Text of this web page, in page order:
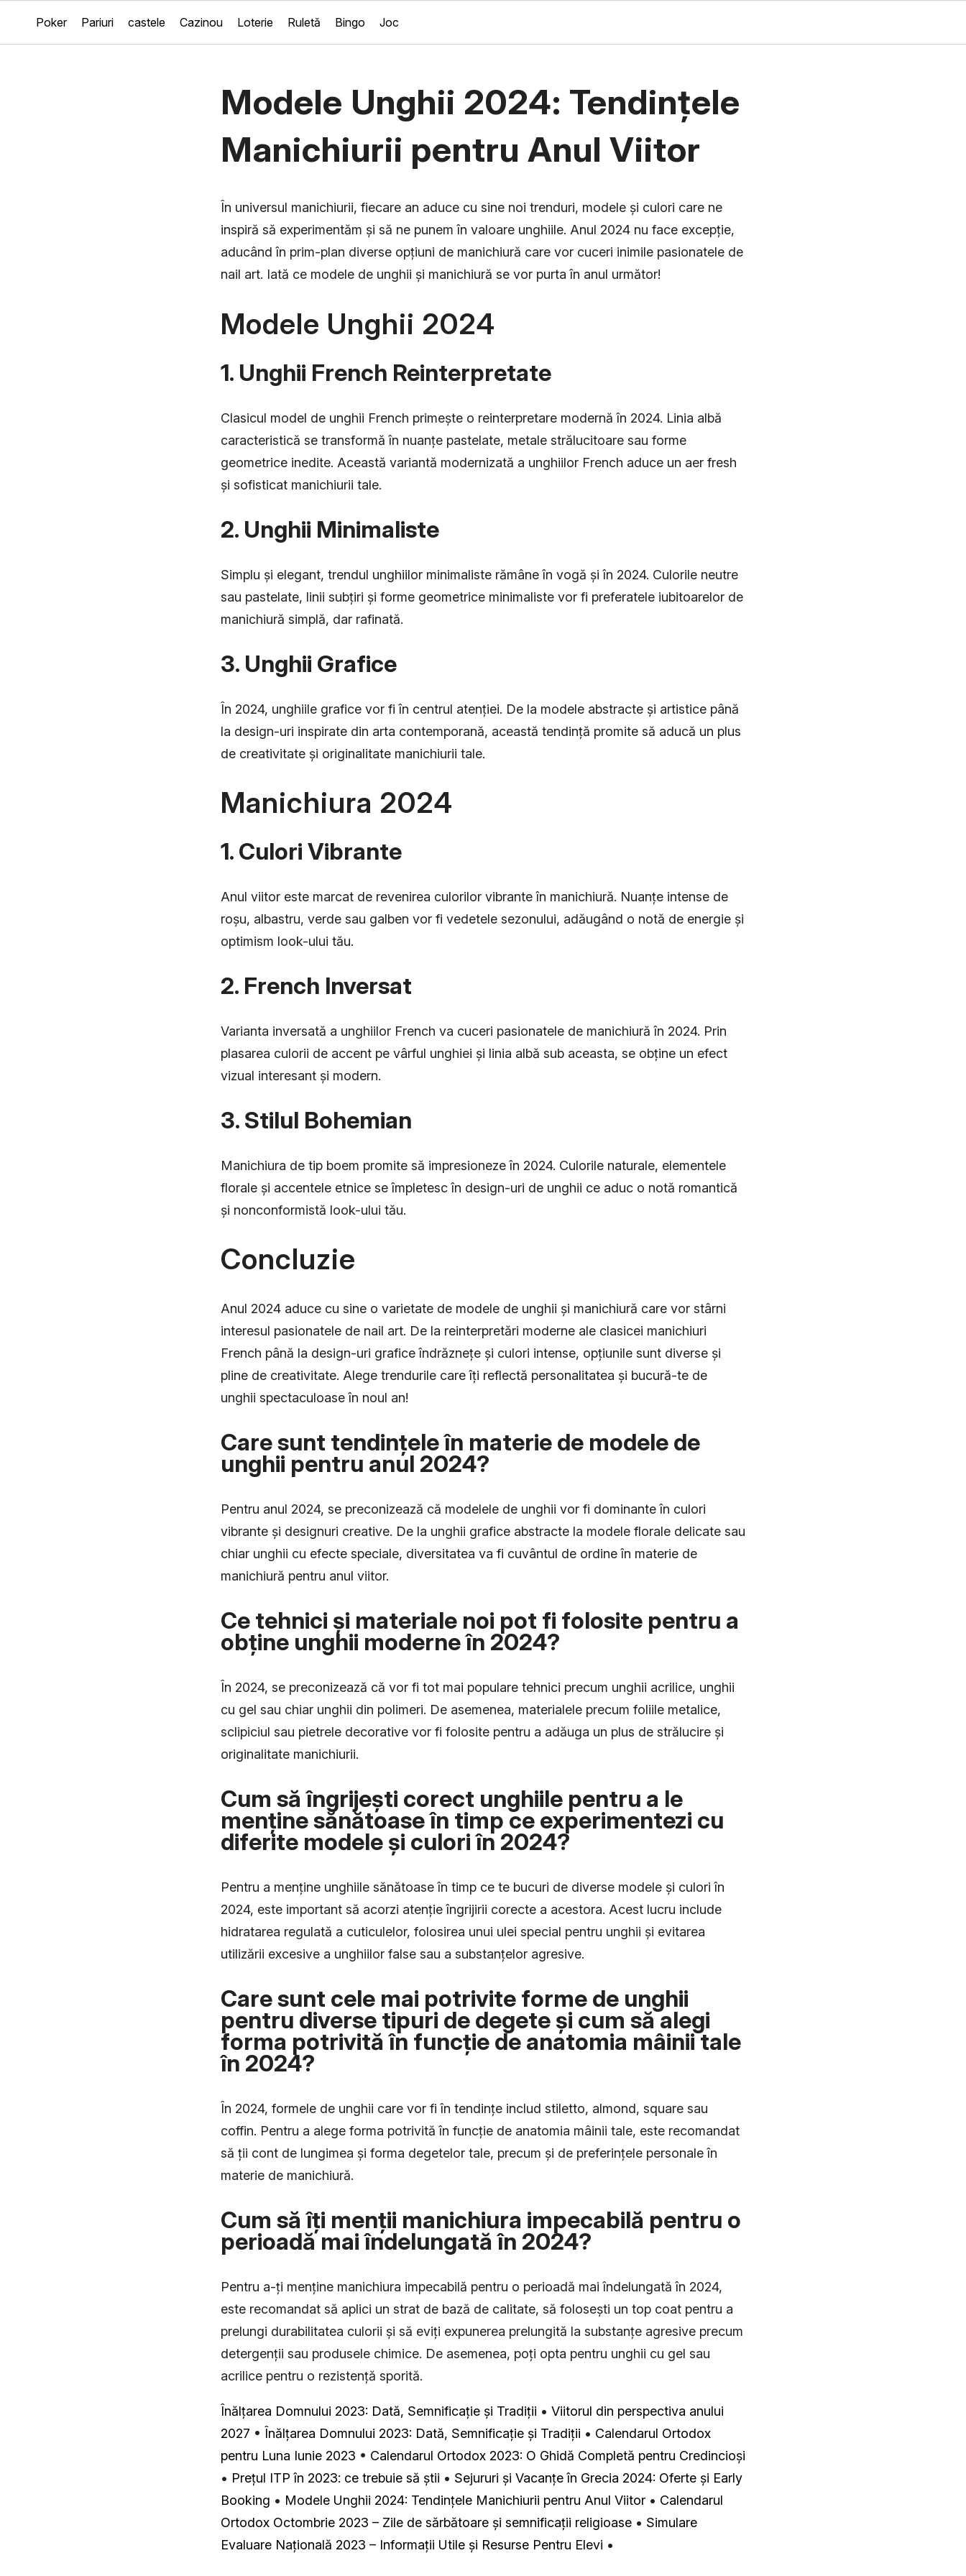
Poker Pariuri castele Cazinou Loterie Ruletă Bingo Joc
Modele Unghii 2024: Tendințele
Manichiurii pentru Anul Viitor
În universul manichiurii, fiecare an aduce cu sine noi trenduri, modele și culori care ne
inspiră să experimentăm și să ne punem în valoare unghiile. Anul 2024 nu face excepție,
aducând în prim-plan diverse opțiuni de manichiură care vor cuceri inimile pasionatele de
nail art. Iată ce modele de unghii și manichiură se vor purta în anul următor!
Modele Unghii 2024
1. Unghii French Reinterpretate
Clasicul model de unghii French primește o reinterpretare modernă în 2024. Linia albă
caracteristică se transformă în nuanțe pastelate, metale strălucitoare sau forme
geometrice inedite. Această variantă modernizată a unghiilor French aduce un aer fresh
și sofisticat manichiurii tale.
2. Unghii Minimaliste
Simplu și elegant, trendul unghiilor minimaliste rămâne în vogă și în 2024. Culorile neutre
sau pastelate, linii subțiri și forme geometrice minimaliste vor fi preferatele iubitoarelor de
manichiură simplă, dar rafinată.
3. Unghii Grafice
În 2024, unghiile grafice vor fi în centrul atenției. De la modele abstracte și artistice până
la design-uri inspirate din arta contemporană, această tendință promite să aducă un plus
de creativitate și originalitate manichiurii tale.
Manichiura 2024
1. Culori Vibrante
Anul viitor este marcat de revenirea culorilor vibrante în manichiură. Nuanțe intense de
roșu, albastru, verde sau galben vor fi vedetele sezonului, adăugând o notă de energie și
optimism look-ului tău.
2. French Inversat
Varianta inversată a unghiilor French va cuceri pasionatele de manichiură în 2024. Prin
plasarea culorii de accent pe vârful unghiei și linia albă sub aceasta, se obține un efect
vizual interesant și modern.
3. Stilul Bohemian
Manichiura de tip boem promite să impresioneze în 2024. Culorile naturale, elementele
florale și accentele etnice se împletesc în design-uri de unghii ce aduc o notă romantică
și nonconformistă look-ului tău.
Concluzie
Anul 2024 aduce cu sine o varietate de modele de unghii și manichiură care vor stârni
interesul pasionatele de nail art. De la reinterpretări moderne ale clasicei manichiuri
French până la design-uri grafice îndrăznețe și culori intense, opțiunile sunt diverse și
pline de creativitate. Alege trendurile care îți reflectă personalitatea și bucură-te de
unghii spectaculoase în noul an!
Care sunt tendințele în materie de modele de
unghii pentru anul 2024?
Pentru anul 2024, se preconizează că modelele de unghii vor fi dominante în culori
vibrante și designuri creative. De la unghii grafice abstracte la modele florale delicate sau
chiar unghii cu efecte speciale, diversitatea va fi cuvântul de ordine în materie de
manichiură pentru anul viitor.
Ce tehnici și materiale noi pot fi folosite pentru a
obține unghii moderne în 2024?
În 2024, se preconizează că vor fi tot mai populare tehnici precum unghii acrilice, unghii
cu gel sau chiar unghii din polimeri. De asemenea, materialele precum foliile metalice,
sclipiciul sau pietrele decorative vor fi folosite pentru a adăuga un plus de strălucire și
originalitate manichiurii.
Cum să îngrijești corect unghiile pentru a le
menține sănătoase în timp ce experimentezi cu
diferite modele și culori în 2024?
Pentru a menține unghiile sănătoase în timp ce te bucuri de diverse modele și culori în
2024, este important să acorzi atenție îngrijirii corecte a acestora. Acest lucru include
hidratarea regulată a cuticulelor, folosirea unui ulei special pentru unghii și evitarea
utilizării excesive a unghiilor false sau a substanțelor agresive.
Care sunt cele mai potrivite forme de unghii
pentru diverse tipuri de degete și cum să alegi
forma potrivită în funcție de anatomia mâinii tale
în 2024?
În 2024, formele de unghii care vor fi în tendințe includ stiletto, almond, square sau
coffin. Pentru a alege forma potrivită în funcție de anatomia mâinii tale, este recomandat
să ții cont de lungimea și forma degetelor tale, precum și de preferințele personale în
materie de manichiură.
Cum să îți menții manichiura impecabilă pentru o
perioadă mai îndelungată în 2024?
Pentru a-ți menține manichiura impecabilă pentru o perioadă mai îndelungată în 2024,
este recomandat să aplici un strat de bază de calitate, să folosești un top coat pentru a
prelungi durabilitatea culorii și să eviți expunerea prelungită la substanțe agresive precum
detergenții sau produsele chimice. De asemenea, poți opta pentru unghii cu gel sau
acrilice pentru o rezistență sporită.
Înălțarea Domnului 2023: Dată, Semnificație și Tradiții • Viitorul din perspectiva anului
2027 • Înălțarea Domnului 2023: Dată, Semnificație și Tradiții • Calendarul Ortodox
pentru Luna Iunie 2023 • Calendarul Ortodox 2023: O Ghidă Completă pentru Credincioși
• Prețul ITP în 2023: ce trebuie să știi • Sejururi și Vacanțe în Grecia 2024: Oferte și Early
Booking • Modele Unghii 2024: Tendințele Manichiurii pentru Anul Viitor • Calendarul
Ortodox Octombrie 2023 – Zile de sărbătoare și semnificații religioase • Simulare
Evaluare Națională 2023 – Informații Utile și Resurse Pentru Elevi •